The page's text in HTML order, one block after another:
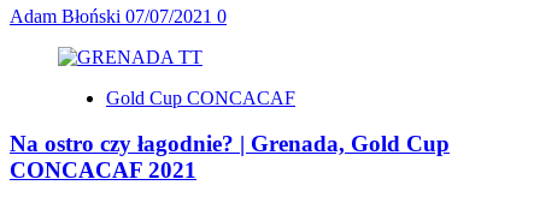
Adam Błoński 07/07/2021 0
Gold Cup CONCACAF
Na ostro czy łagodnie? | Grenada, Gold Cup
CONCACAF 2021